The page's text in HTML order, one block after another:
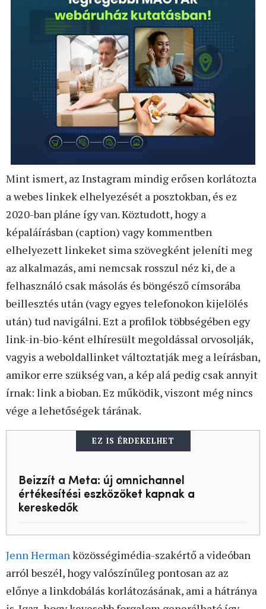
Mint ismert, az Instagram mindig erősen korlátozta
a webes linkek elhelyezését a posztokban, és ez
2020-ban pláne így van. Köztudott, hogy a
képaláírásban (caption) vagy kommentben
elhelyezett linkeket sima szövegként jeleníti meg
az alkalmazás, ami nemcsak rosszul néz ki, de a
felhasználó csak másolás és böngésző címsorába
beillesztés után (vagy egyes telefonokon kijelölés
után) tud navigálni. Ezt a profilok többségében egy
link-in-bio-ként elhíresült megoldással orvosolják,
vagyis a weboldallinket változtatják meg a leírásban,
amikor erre szükség van, a kép alá pedig csak annyit
írnak: link a bioban. Ez működik, viszont még nincs
vége a lehetőségek tárának.
EZ IS ÉRDEKELHET
Beizzít a Meta: új omnichannel
értékesítési eszközöket kapnak a
kereskedők
Jenn Hermanközösségimédia-szakértő a videóban
arról beszél, hogy valószínűleg pontosan az az
előnye a linkdobálás korlátozásának, ami a hátránya